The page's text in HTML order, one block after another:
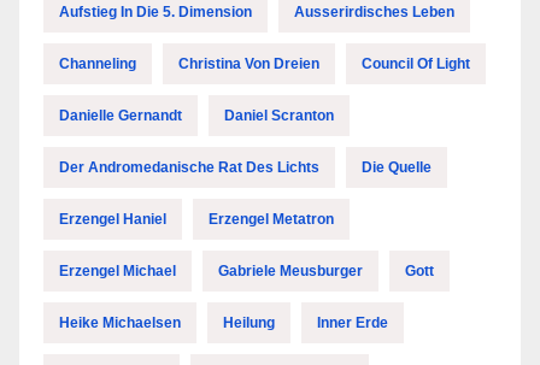
Aufstieg In Die 5. Dimension Ausserirdisches Leben
Channeling Christina Von Dreien Council Of Light
Danielle Gernandt Daniel Scranton
Der Andromedanische Rat Des Lichts Die Quelle
Erzengel Haniel Erzengel Metatron
Erzengel Michael Gabriele Meusburger Gott
Heike Michaelsen Heilung Inner Erde